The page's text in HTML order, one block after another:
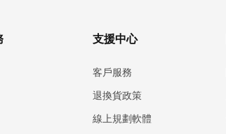
支援中心
客戶服務
退換貨政策
線上規劃軟體